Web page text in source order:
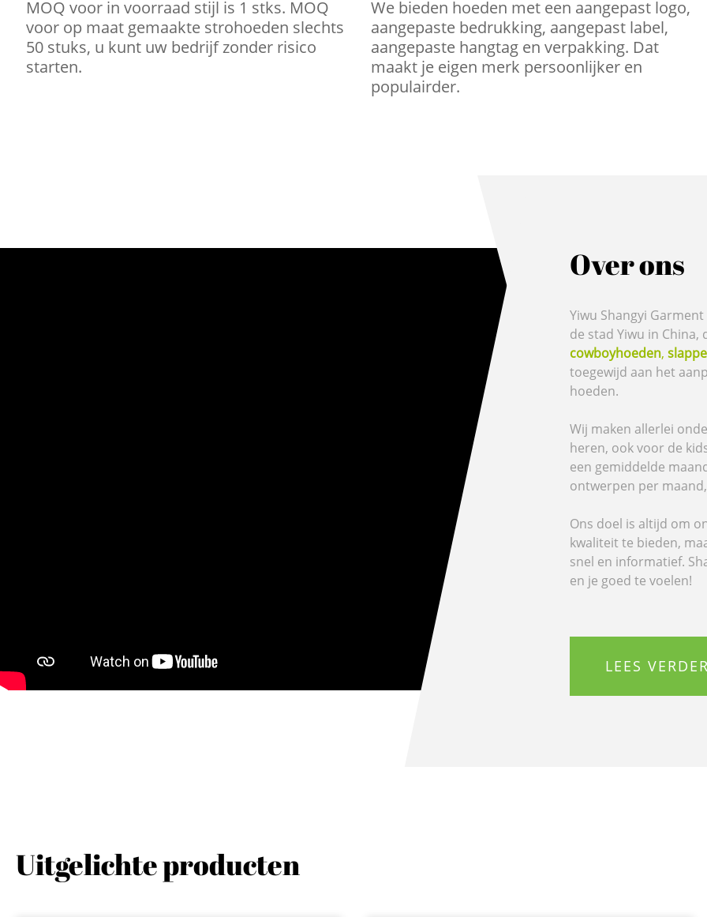
MOQ voor in voorraad stijl is 1 stks. MOQ
voor op maat gemaakte strohoeden slechts
50 stuks, u kunt uw bedrijf zonder risico
starten.
We bieden hoeden met een aangepast logo,
aangepaste bedrukking, aangepast label,
aangepaste hangtag en verpakking. Dat
maakt je eigen merk persoonlijker en
populairder.
Over ons
Yiwu Shangyi
de stad Yiwu in
cowboyhoeden,
toegewijd aan het
hoeden.
Wij maken allerlei
heren, ook voor de
een gemiddelde
ontwerpen per
Ons doel is altijd om
kwaliteit te bieden,
snel en informatief.
en je goed te voelen!
LEES
Uitgelichte producten